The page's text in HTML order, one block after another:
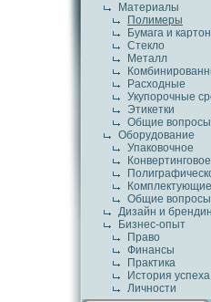
Материалы
Полимеры
Бумага и картон
Стекло
Металл
Расходные
Укупорочные
Этикетки
Общие вопросы
Оборудование
Упаковочное
Конвертинговое
Комплектующие
Общие вопросы
Дизайн и
Бизнес-опыт
Право
Финансы
Практика
История успеха
Личности